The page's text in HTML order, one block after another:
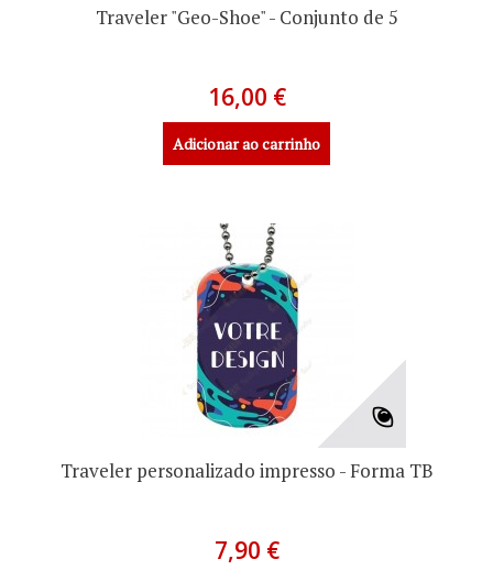
Traveler "Geo-Shoe" - Conjunto de 5
16,00 €
Adicionar ao carrinho
Traveler personalizado impresso - Forma TB
7,90 €